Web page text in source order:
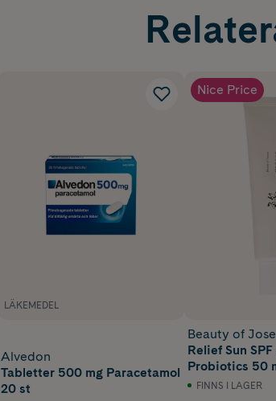
Testad enligt flera
LÄKEMEDEL
Alvedon
Tabletter 500 mg Paracetamol
20 st
Nice Price
Beauty of
Relief Sun
Probiotics 50
FINNS I LAGER